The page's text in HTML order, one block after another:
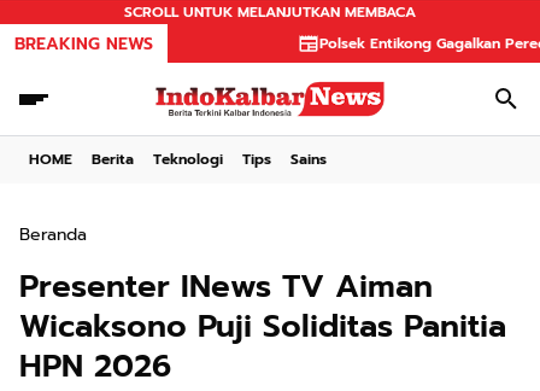
SCROLL UNTUK MELANJUTKAN MEMBACA
BREAKING NEWS Polsek Entikong Gagalkan
HOME Berita Teknologi Tips Sains
Beranda
Presenter INews TV Aiman
Wicaksono Puji Soliditas Panitia
HPN 2026